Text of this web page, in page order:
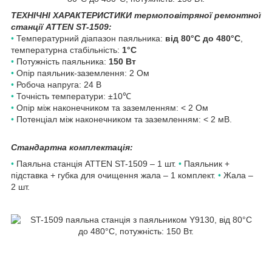
ТЕХНІЧНІ ХАРАКТЕРИСТИКИ термоповітряної ремонтної
станції ATTEN ST-1509:
• Температурний діапазон паяльника: від 80°С до 480°C
температурна стабільність: 1°С
• Потужність паяльника: 150 Вт
• Опір паяльник-заземлення: 2 Ом
• Робоча напруга: 24 В
• Точність температури: ±10℃
• Опір між наконечником та заземленням: < 2 Ом
• Потенціал між наконечником та заземленням: < 2 мВ.
Стандартна комплектація:
• Паяльна станція ATTEN ST-1509 – 1 шт. • Паяльник +
підставка + губка для очищення жала – 1 комплект. • Жала –
2 шт.